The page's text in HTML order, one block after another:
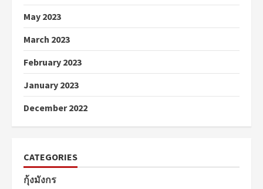
May 2023
March 2023
February 2023
January 2023
December 2022
CATEGORIES
กุ้งมังกร